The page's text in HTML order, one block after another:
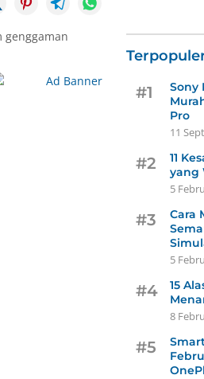
#1
Sony
Pro
11
#2
11
yang
5
#3
Cara
5
#4
15
8
#5